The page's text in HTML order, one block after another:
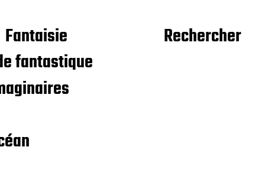
Fantaisie
fantastique
Rechercher